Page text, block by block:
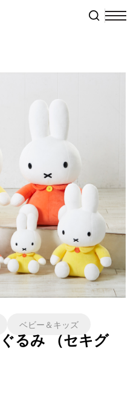
ベビー＆キッズ
るみ （セキグ